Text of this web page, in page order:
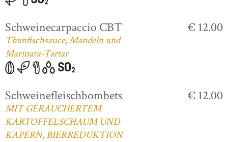
Schweinecarpaccio CBT
Thunfischsauce, Mandeln und
Marinara-Tartar
€ 12.00
Schweinefleischbombets
MIT GERÄUCHERTEM
KARTOFFELSCHAUM UND
KAPERN, BIERREDUKTION
€ 12.00